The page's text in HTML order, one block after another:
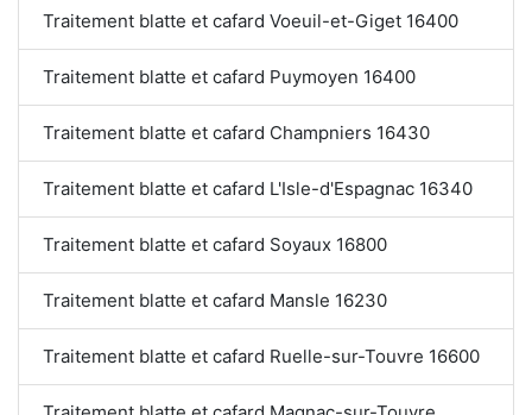
Traitement blatte et cafard Voeuil-et-Giget 16400
Traitement blatte et cafard Puymoyen 16400
Traitement blatte et cafard Champniers 16430
Traitement blatte et cafard L'Isle-d'Espagnac 16340
Traitement blatte et cafard Soyaux 16800
Traitement blatte et cafard Mansle 16230
Traitement blatte et cafard Ruelle-sur-Touvre 16600